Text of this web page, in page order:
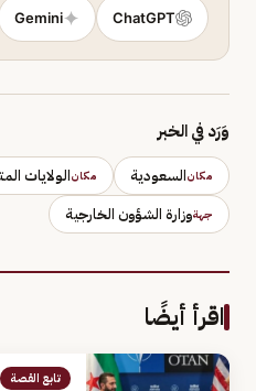
ChatGPT
Gemini
وَرَد في الخبر
مكانالسعودية مكانالولايات
جهةوزارة الشؤون الخارجية
اقرأ أيضًا
تابع القصة